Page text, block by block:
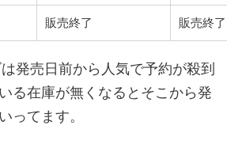
販売終了 販売終了
発売日前から人気で予約が殺到
る在庫が無くなるとそこから発
ってます。